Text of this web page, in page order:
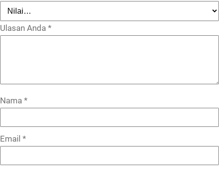
Ulasan Anda *
Nama *
Email *